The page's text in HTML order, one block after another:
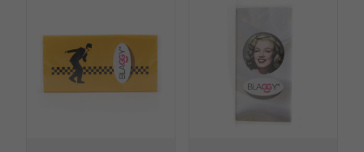
Tattoos provisoires
Espace beauté
Divers